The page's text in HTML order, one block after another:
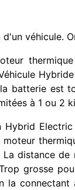
véhicule.
batterie est
à 1 ou 2
Hybrid
distance
grosse
connectant